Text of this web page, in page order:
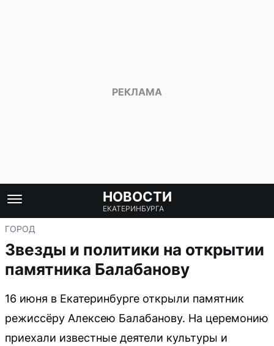
НОВОСТИ
ЕКАТЕРИНБУРГА
ГОРОД
Звезды и политики на открытии
памятника Балабанову
16 июня в Екатеринбурге открыли памятник
режиссёру Алексею Балабанову. На церемонию
приехали известные деятели культуры и